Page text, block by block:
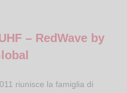
– RedWave by
riunisce la famiglia di